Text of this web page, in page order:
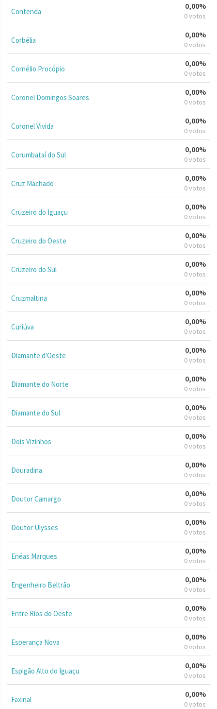
Contenda
0,00%
0 votos
Corbélia
0,00%
0 votos
Cornélio Procópio
0,00%
0 votos
Coronel Domingos Soares
0,00%
0 votos
Coronel Vivida
0,00%
0 votos
Corumbataí do Sul
0,00%
0 votos
Cruz Machado
0,00%
0 votos
Cruzeiro do Iguaçu
0,00%
0 votos
Cruzeiro do Oeste
0,00%
0 votos
Cruzeiro do Sul
0,00%
0 votos
Cruzmaltina
0,00%
0 votos
Curiúva
0,00%
0 votos
Diamante d'Oeste
0,00%
0 votos
Diamante do Norte
0,00%
0 votos
Diamante do Sul
0,00%
0 votos
Dois Vizinhos
0,00%
0 votos
Douradina
0,00%
0 votos
Doutor Camargo
0,00%
0 votos
Doutor Ulysses
0,00%
0 votos
Enéas Marques
0,00%
0 votos
Engenheiro Beltrão
0,00%
0 votos
Entre Rios do Oeste
0,00%
0 votos
Esperança Nova
0,00%
0 votos
Espigão Alto do Iguaçu
0,00%
0 votos
Faxinal
0,00%
0 votos